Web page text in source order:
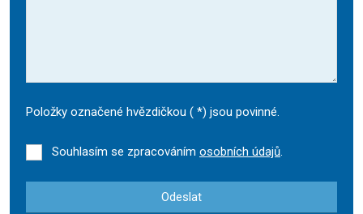
Položky označené hvězdičkou ( *) jsou povinné.
Souhlasím se zpracováním osobních údajů.
Odeslat